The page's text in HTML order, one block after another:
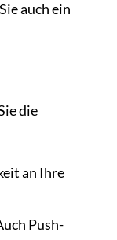
auch ein
die
an Ihre
Push-